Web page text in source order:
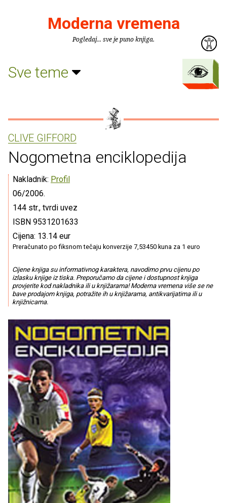
Moderna vremena
Pogledaj... sve je puno knjiga.
Sve teme
CLIVE GIFFORD
Nogometna enciklopedija
Nakladnik: Profil
06/2006.
144 str., tvrdi uvez
ISBN 9531201633
Cijena: 13.14 eur
Preračunato po fiksnom tečaju konverzije 7,53450 kuna za 1 euro
Cijene knjiga su informativnog karaktera, navodimo prvu cijenu po
izlasku knjige iz tiska. Preporučamo da cijene i dostupnost knjiga
provjerite kod nakladnika ili u knjižarama! Moderna vremena više se ne
bave prodajom knjiga, potražite ih u knjižarama, antikvarijatima ili u
knjižnicama.